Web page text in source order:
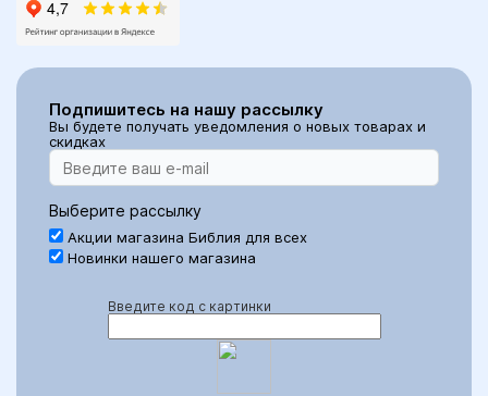
Подпишитесь на нашу рассылку
Вы будете получать уведомления о новых товарах и
скидках
Выберите рассылку
Акции магазина Библия для всех
Новинки нашего магазина
Введите код с картинки